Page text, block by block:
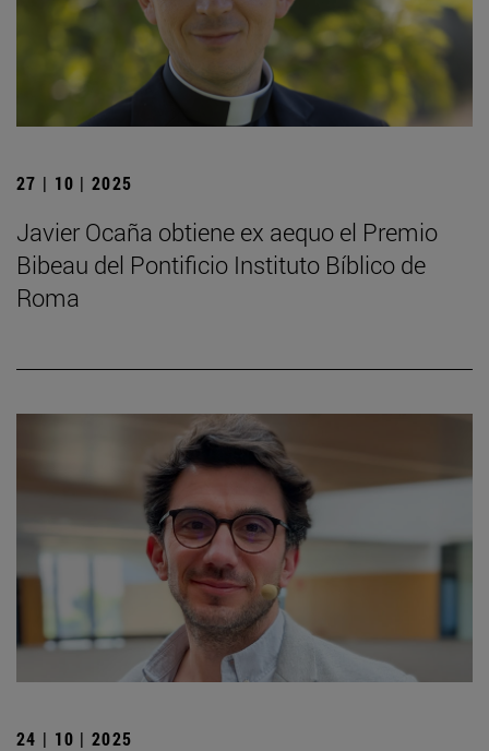
27 | 10 | 2025
Javier Ocaña obtiene ex aequo el Premio
Bibeau del Pontificio Instituto Bíblico de
Roma
24 | 10 | 2025